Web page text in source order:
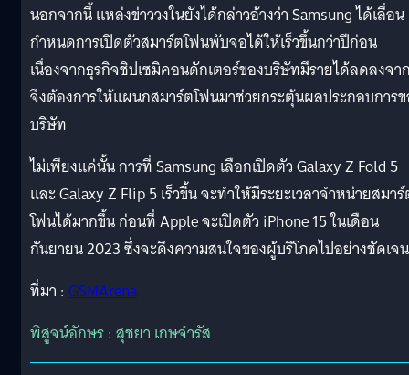
นอกจากนี้ แหล่งข่าววงในยังได้กล่าวอ้างว่า Samsung ได้เลื่อน
กำหนดการเปิดตัวสมาร์ตโฟนพับจอได้ให้เร็วขึ้นกว่าปีก่อน
เนื่องจากธุรกิจชิปเซมิคอนดักเตอร์ของบริษัทมีรายได้ลดลงจา
จึงต้องการให้แผนกสมาร์ตโฟนมาช่วยกระตุ้นผลประกอบการ
บริษัท
ไม่เพียงแค่นั้น การที่ Samsung เลือกเปิดตัว Galaxy Z Fold 5
และ Galaxy Z Flip 5 เร็วขึ้น จะทำให้มีระยะเวลาจำหน่ายสมา
โฟนได้มากขึ้น ก่อนที่ Apple จะเปิดตัว iPhone 15 ในเดือน
กันยายน 2023 ซึ่งจะดึงความสนใจของผู้บริโภคไปอย่างชัดเจน
ที่มา : GSMArena
พิสูจน์อักษร : สุชยา เกษจำรัส